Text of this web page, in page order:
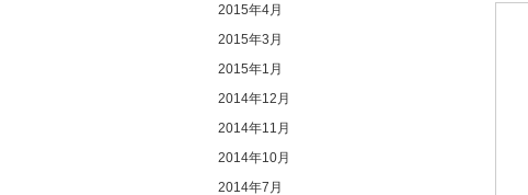
2015年4月
2015年3月
2015年1月
2014年12月
2014年11月
2014年10月
2014年7月